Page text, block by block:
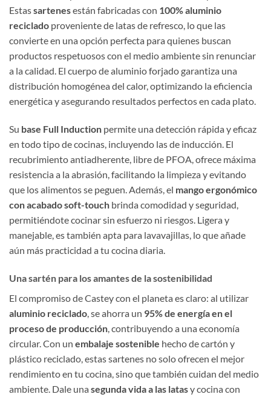
Estassartenesestán fabricadas con 100% aluminio
reciclado proveniente de latas de refresco, lo que las
convierte en una opción perfecta para quienes buscan
productos respetuosos con el medio ambiente sin renunciar
a la calidad. El cuerpo de aluminio forjado garantiza una
distribución homogénea del calor, optimizando la eficiencia
energética y asegurando resultados perfectos en cada plato.
Su base Full Induction permite una detección rápida y eficaz
en todo tipo de cocinas, incluyendo las de inducción. El
recubrimiento antiadherente, libre de PFOA, ofrece máxima
resistencia a la abrasión, facilitando la limpieza y evitando
que los alimentos se peguen. Además, el mango ergonómico
con acabado soft-touch brinda comodidad y seguridad,
permitiéndote cocinar sin esfuerzo ni riesgos. Ligera y
manejable, es también apta para lavavajillas, lo que añade
aún más practicidad a tu cocina diaria.
Una sartén para los amantes de la sostenibilidad
El compromiso de Castey con el planeta es claro: al utilizar
aluminio reciclado, se ahorra un 95% de energía en el
proceso de producción, contribuyendo a una economía
circular. Con un embalaje sostenible hecho de cartón y
plástico reciclado, estas sartenes no solo ofrecen el mejor
rendimiento en tu cocina, sino que también cuidan del medio
ambiente. Dale una segunda vida a las latasy cocina con